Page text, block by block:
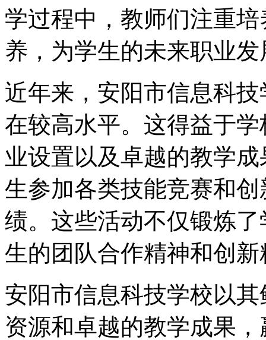
学过程中，教师们注重
养，为学生的未来职业
近年来，安阳市信息科
在较高水平。这得益于
业设置以及卓越的教学
生参加各类技能竞赛和
绩。这些活动不仅锻炼
生的团队合作精神和创新
安阳市信息科技学校以
资源和卓越的教学成果